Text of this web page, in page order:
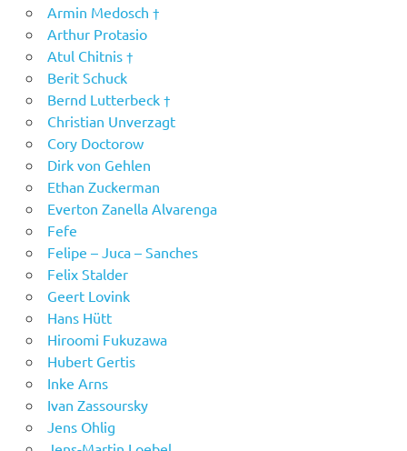
Armin Medosch †
Arthur Protasio
Atul Chitnis †
Berit Schuck
Bernd Lutterbeck †
Christian Unverzagt
Cory Doctorow
Dirk von Gehlen
Ethan Zuckerman
Everton Zanella Alvarenga
Fefe
Felipe – Juca – Sanches
Felix Stalder
Geert Lovink
Hans Hütt
Hiroomi Fukuzawa
Hubert Gertis
Inke Arns
Ivan Zassoursky
Jens Ohlig